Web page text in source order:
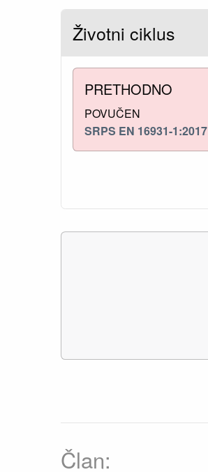
Životni ciklus
PRETHODNO
POVUČEN
SRPS EN 16931-1:2017
Član: